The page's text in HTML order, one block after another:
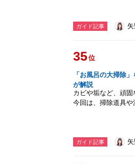
ガイド記事
35位
「お風呂の大掃除
が解説
カビや垢など、頑
今回は、掃除道具や
ガイド記事